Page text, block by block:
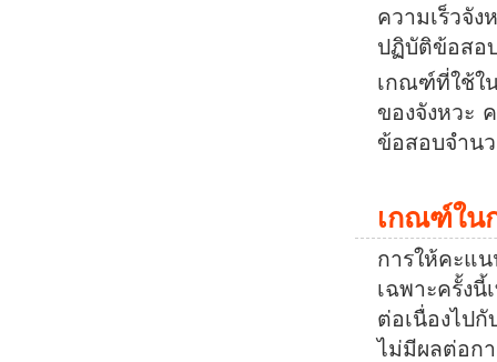
ความเร็วจัง
ปฏิบัติข้อสอ
เกณฑ์ที่ใช้ใ
ของจังหวะ
ข้อสอบจำน
เกณฑ์ใน
การให้คะแ
เฉพาะครั้ง
ต่อเนื่องไป
ไม่มีผลต่อก